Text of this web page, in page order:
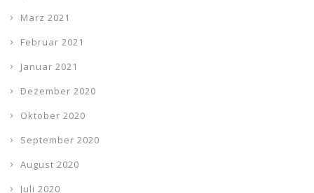
März 2021
Februar 2021
Januar 2021
Dezember 2020
Oktober 2020
September 2020
August 2020
Juli 2020